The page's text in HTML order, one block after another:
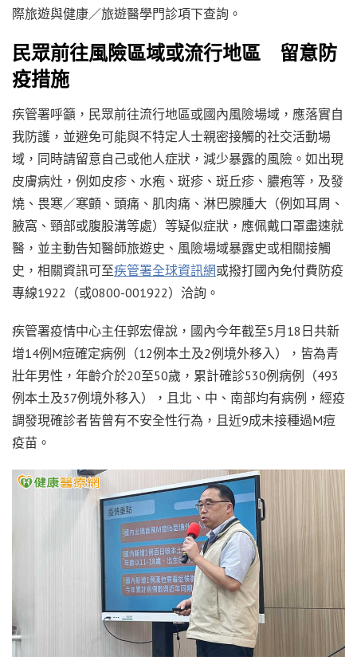
際旅遊與健康／旅遊醫學門診項下查詢。
民眾前往風險區域或流行地區 留意防
疫措施
疾管署呼籲，民眾前往流行地區或國內風險場域，應落實自
我防護，並避免可能與不特定人士親密接觸的社交活動場
域，同時請留意自己或他人症狀，減少暴露的風險。如出現
皮膚病灶，例如皮疹、水疱、斑疹、斑丘疹、膿疱等，及發
燒、畏寒／寒顫、頭痛、肌肉痛、淋巴腺腫大（例如耳周、
腋窩、頸部或腹股溝等處）等疑似症狀，應佩戴口罩盡速就
醫，並主動告知醫師旅遊史、風險場域暴露史或相關接觸
史，相關資訊可至疾管署全球資訊網或撥打國內免付費防疫
專線1922（或0800-001922）洽詢。
疾管署疫情中心主任郭宏偉說，國內今年截至5月18日共新
增14例M痘確定病例（12例本土及2例境外移入），皆為青
壯年男性，年齡介於20至50歲，累計確診530例病例（493
例本土及37例境外移入），且北、中、南部均有病例，經疫
調發現確診者皆曾有不安全性行為，且近9成未接種過M痘
疫苗。